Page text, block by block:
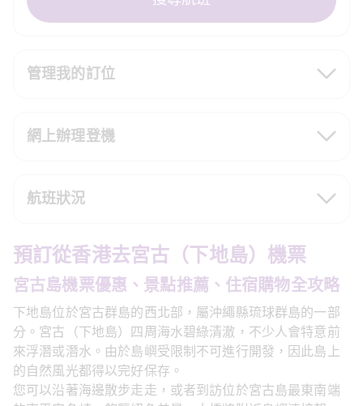
管理我的訂位
網上辦理登機
航班狀況
預訂從香港去宮古（下地島）機票
宮古島機票優惠、景點推薦、住宿購物全攻略
下地島位於宮古群島的西北部，屬沖繩縣琉球群島的一部
分。宮古（下地島）四周海水碧綠清澈，不少人會特意前
來浮潛或潛水。由於島嶼受限制不可進行開發，因此島上
的自然風光都得以完好保存。
您可以沿著海邊散步走走，或者到訪位於宮古島最東南端